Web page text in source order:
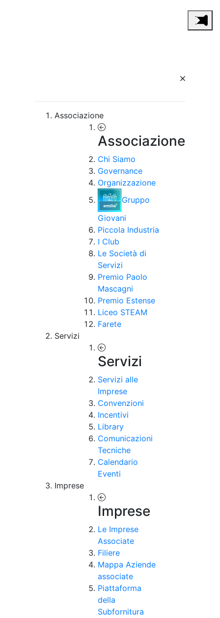
Associazione
Associazione
Chi Siamo
Governance
Organizzazione
Gruppo
Giovani
Piccola Industria
I Club
Le Società di
Servizi
Premio Paolo
Mascagni
Premio Estense
Liceo STEAM
Farete
Servizi
Servizi
Servizi alle
Imprese
Convenzioni
Incentivi
Library
Comunicazioni
Tecniche
Calendario
Eventi
Imprese
Imprese
Le Imprese
Associate
Filiere
Mappa Aziende
associate
Piattaforma
della
Subfornitura